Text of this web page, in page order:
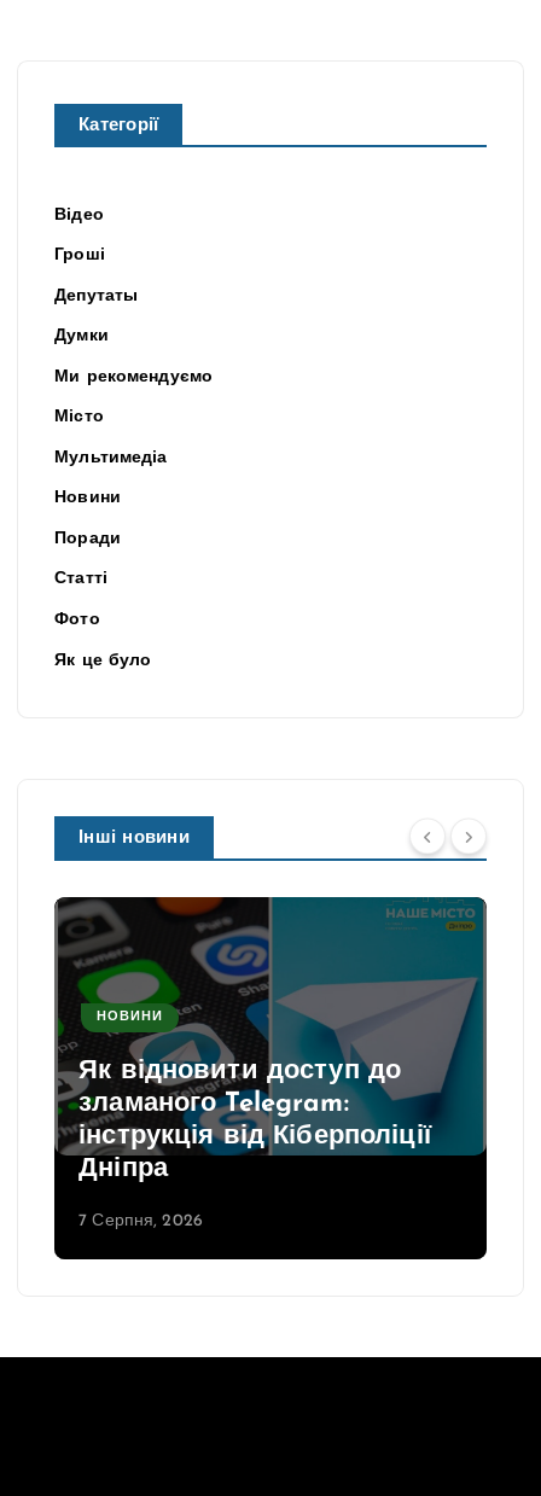
Категорії
Відео
Гроші
Депутаты
Думки
Ми рекомендуємо
Місто
Мультимедіа
Новини
Поради
Статті
Фото
Як це було
Інші новини
НОВИНИ
Затримки поїздів з Дніпра
через пошкодження
залізничної інфраструктури
7 Серпня, 2026